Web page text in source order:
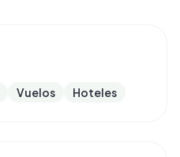
Vuelos Hoteles